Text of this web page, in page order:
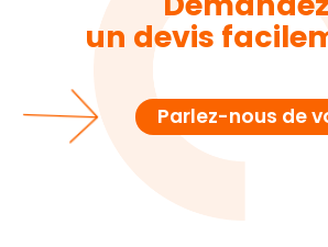
un devis
Parlez-nous de